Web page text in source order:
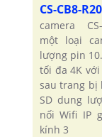
CS-CB8-
camera
một loại
lượng pin
tối đa 4K
sau trang bị
SD dung
nối Wifi IP
kính 3